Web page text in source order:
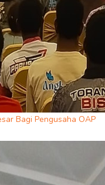
Bagi Pengusaha OAP